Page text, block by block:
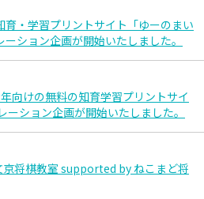
・学習プリントサイト「ゆーのまい
ション企画が開始いたしました。
向けの無料の知育学習プリントサイ
ション企画が開始いたしました。
京将棋教室 supported by ねこまど将